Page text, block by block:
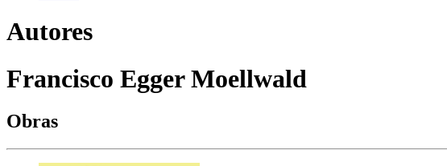
Autores
Francisco Egger Moellwald
Obras